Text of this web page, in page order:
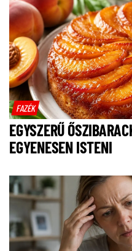
FAZÉK
EGYSZERŰ
EGYENESEN ISTENI